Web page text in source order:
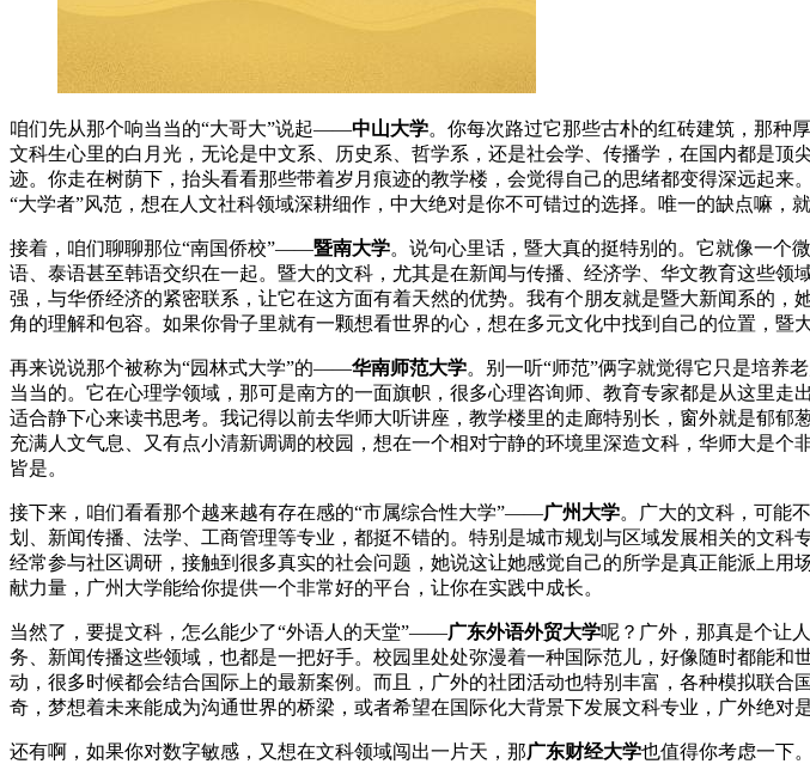
咱们先从那个响当当的“大哥大”说起——中山大学。你每次路过它那些古朴的红砖建筑，那种
文科生心里的白月光，无论是中文系、历史系、哲学系，还是社会学、传播学，在国内都是
迹。你走在树荫下，抬头看看那些带着岁月痕迹的教学楼，会觉得自己的思绪都变得深远起
“大学者”风范，想在人文社科领域深耕细作，中大绝对是你不可错过的选择。唯一的缺点嘛，
接着，咱们聊聊那位“南国侨校”——暨南大学。说句心里话，暨大真的挺特别的。它就像一个
语、泰语甚至韩语交织在一起。暨大的文科，尤其是在新闻与传播、经济学、华文教育这些
强，与华侨经济的紧密联系，让它在这方面有着天然的优势。我有个朋友就是暨大新闻系的
角的理解和包容。如果你骨子里就有一颗想看世界的心，想在多元文化中找到自己的位置，暨
再来说说那个被称为“园林式大学”的——华南师范大学。别一听“师范”俩字就觉得它只是培养
当当的。它在心理学领域，那可是南方的一面旗帜，很多心理咨询师、教育专家都是从这里
适合静下心来读书思考。我记得以前去华师大听讲座，教学楼里的走廊特别长，窗外就是郁
充满人文气息、又有点小清新调调的校园，想在一个相对宁静的环境里深造文科，华师大是
皆是。
接下来，咱们看看那个越来越有存在感的“市属综合性大学”——广州大学。广大的文科，可能
划、新闻传播、法学、工商管理等专业，都挺不错的。特别是城市规划与区域发展相关的文
经常参与社区调研，接触到很多真实的社会问题，她说这让她感觉自己的所学是真正能派上
献力量，广州大学能给你提供一个非常好的平台，让你在实践中成长。
当然了，要提文科，怎么能少了“外语人的天堂”——广东外语外贸大学呢？广外，那真是个让
务、新闻传播这些领域，也都是一把好手。校园里处处弥漫着一种国际范儿，好像随时都能
动，很多时候都会结合国际上的最新案例。而且，广外的社团活动也特别丰富，各种模拟联
奇，梦想着未来能成为沟通世界的桥梁，或者希望在国际化大背景下发展文科专业，广外绝对
还有啊，如果你对数字敏感，又想在文科领域闯出一片天，那广东财经大学也值得你考虑一下